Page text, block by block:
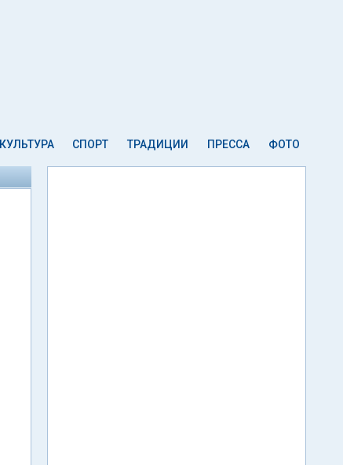
КУЛЬТУРА СПОРТ ТРАДИЦИИ ПРЕССА ФОТО